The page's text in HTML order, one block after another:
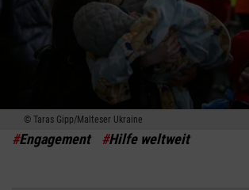
Taras Gipp/Malteser Ukraine
#Engagement #Hilfe weltweit